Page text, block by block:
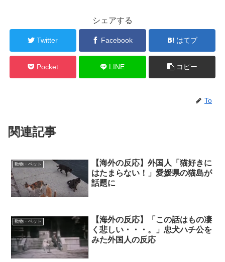
シェアする
Twitter Facebook はてブ
Pocket LINE コピー
To
関連記事
動物・ペット
【海外の反応】外国人「猫好きに
はたまらない！」愛媛県の猫島が
話題に
動物・ペット
【海外の反応】「この話はもの凄
く悲しい・・・。」忠犬ハチ公を
みた外国人の反応